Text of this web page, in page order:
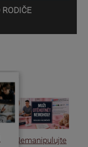
Nemanipulujte